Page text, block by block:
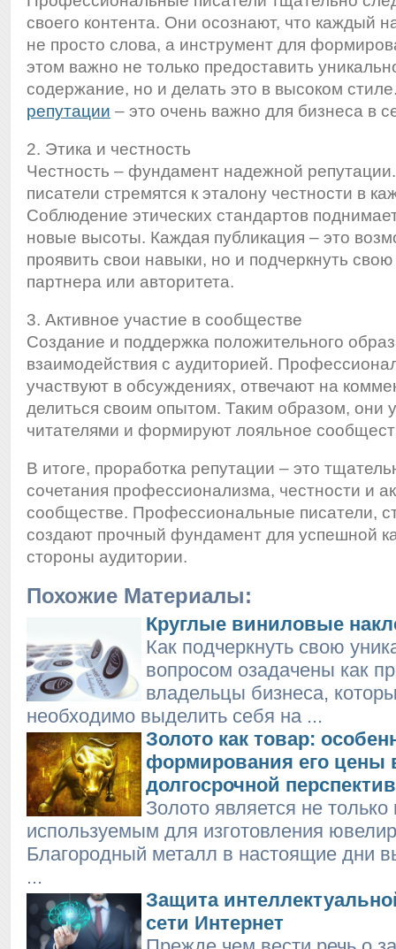
своего контента. Они осознают, что каждый
не просто слова, а инструмент для
этом важно не только предоставить
содержание, но и делать это в высоком
репутации – это очень важно для бизнеса в
2. Этика и честность
Честность – фундамент надежной
писатели стремятся к эталону честности в
Соблюдение этических стандартов
новые высоты. Каждая публикация – это
проявить свои навыки, но и подчеркнуть
партнера или авторитета.
3. Активное участие в сообществе
Создание и поддержка положительного
взаимодействия с аудиторией.
участвуют в обсуждениях, отвечают на
делиться своим опытом. Таким образом, они
читателями и формируют лояльное
В итоге, проработка репутации – это
сочетания профессионализма, честности и
сообществе. Профессиональные писатели,
создают прочный фундамент для успешной
стороны аудитории.
Похожие Материалы:
Круглые виниловые
Как подчеркнуть свою
вопросом озадачены как
владельцы бизнеса,
необходимо выделить себя на ...
Золото как товар:
формирования его цены
долгосрочной
Золото является не
используемым для изготовления
Благородный металл в настоящие дни
...
Защита
сети Интернет